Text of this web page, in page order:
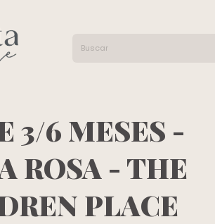
3/6 MESES -
ROSA - THE
PLACE